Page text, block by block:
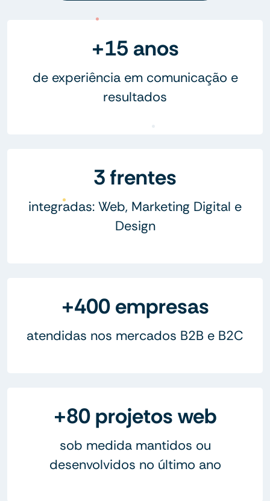
+15 anos
de experiência em comunicação e
resultados
3 frentes
integradas: Web, Marketing Digital e
Design
+400 empresas
atendidas nos mercados B2B e B2C
+80 projetos web
sob medida mantidos ou
desenvolvidos no último ano